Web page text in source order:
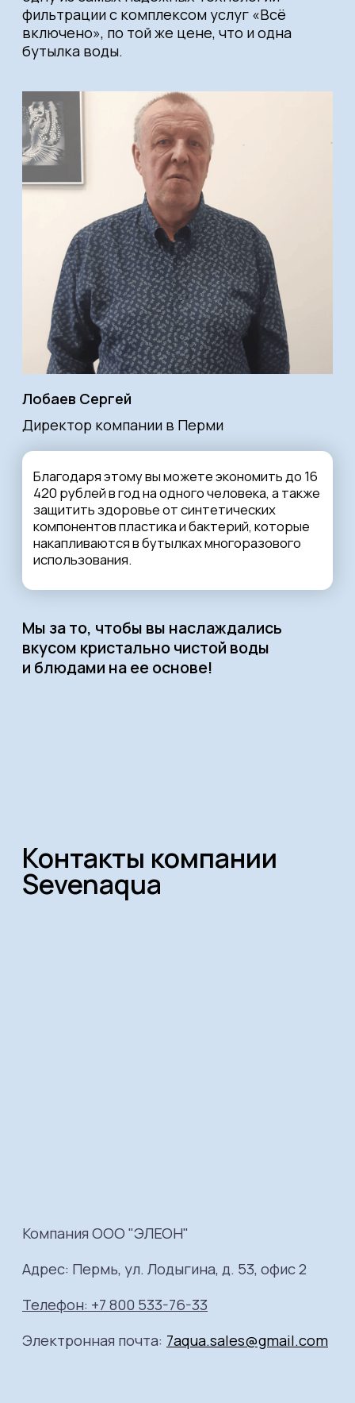
Политика конфиденциальности
© ООО «ЭЛЕОН» Все права защищены.
Копирование информации разрешено только
с письменного согласия правообладателя. 2024.
Пермский край, г. Пермь, ул. Лодыгина, д.
53, офис 2
ИНН/ОГРН 5904205699 / 1095904004514
Аренда системы
Покупка системы Обслуживание системы
Юридическим лицам
Договор-оферта
Договор аренды
Договор купли продажи